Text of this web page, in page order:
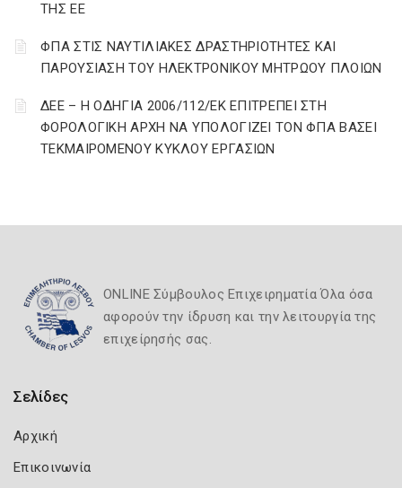
ΤΗΣ ΕΕ
ΦΠΑ ΣΤΙΣ ΝΑΥΤΙΛΙΑΚΕΣ ΔΡΑΣΤΗΡΙΟΤΗΤΕΣ ΚΑΙ
ΠΑΡΟΥΣΙΑΣΗ ΤΟΥ ΗΛΕΚΤΡΟΝΙΚΟΥ ΜΗΤΡΩΟΥ ΠΛΟΙΩΝ
ΔΕΕ – Η ΟΔΗΓΙΑ 2006/112/ΕΚ ΕΠΙΤΡΕΠΕΙ ΣΤΗ
ΦΟΡΟΛΟΓΙΚΗ ΑΡΧΗ ΝΑ ΥΠΟΛΟΓΙΖΕΙ ΤΟΝ ΦΠΑ ΒΑΣΕΙ
ΤΕΚΜΑΙΡΟΜΕΝΟΥ ΚΥΚΛΟΥ ΕΡΓΑΣΙΩΝ
ONLINE Σύμβουλος Επιχειρηματία Όλα όσα
αφορούν την ίδρυση και την λειτουργία της
επιχείρησής σας.
Σελίδες
Αρχική
Επικοινωνία